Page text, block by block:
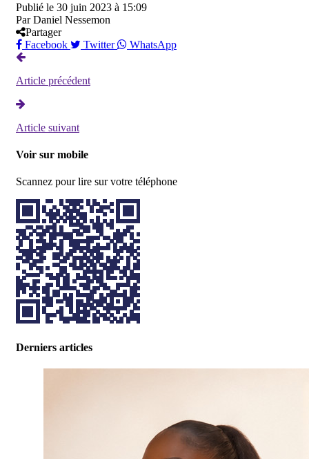
Publié le 30 juin 2023 à 15:09
Par Daniel Nessemon
Partager
Facebook
Twitter WhatsApp
Article précédent
Article suivant
Voir sur mobile
Scannez pour lire sur votre téléphone
Derniers articles